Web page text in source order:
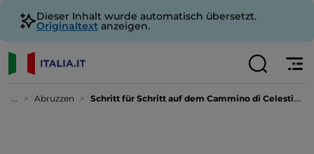
Dieser Inhalt wurde automatisch übersetzt.
Originaltext anzeigen.
... Abruzzen Schritt für Schritt auf dem Cammino di Celestino in den Abruzzen